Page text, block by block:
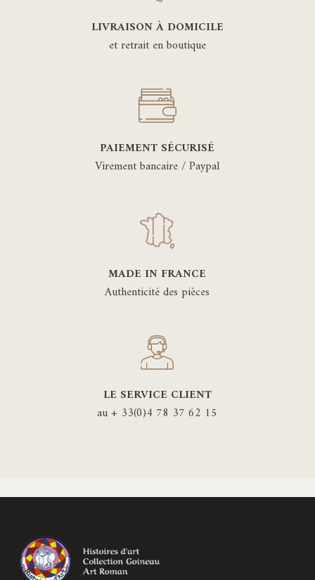
LIVRAISON À DOMICILE
et retrait en boutique
PAIEMENT SÉCURISÉ
Virement bancaire / Paypal
MADE IN FRANCE
Authenticité des pièces
LE SERVICE CLIENT
au + 33(0)4 78 37 62 15